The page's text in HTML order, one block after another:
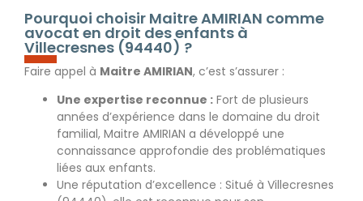
Pourquoi choisir Maitre AMIRIAN comme
avocat en droit des enfants à
Villecresnes (94440) ?
Faire appel à Maitre AMIRIAN, c’est s’assurer :
Une expertise reconnue : Fort de plusieurs
années d’expérience dans le domaine du droit
familial, Maitre AMIRIAN a développé une
connaissance approfondie des problématiques
liées aux enfants.
Une réputation d’excellence : Situé à Villecresnes